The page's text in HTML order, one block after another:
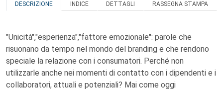
DESCRIZIONE INDICE DETTAGLI RASSEGNA STAMPA
"Unicità","esperienza","fattore emozionale": parole che
risuonano da tempo nel mondo del branding e che rendono
speciale la relazione con i consumatori. Perché non
utilizzarle anche nei momenti di contatto con i dipendenti e i
collaboratori, attuali e potenziali? Mai come oggi